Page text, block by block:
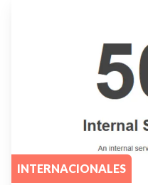
INTERNACIONALES